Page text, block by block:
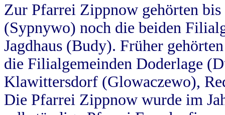
Zur Pfarrei Zippnow gehörten
(Sypnywo) noch die beiden
Jagdhaus (Budy). Früher
die Filialgemeinden Doderlage
Klawittersdorf (Glowaczewo),
Die Pfarrei Zippnow wurde im